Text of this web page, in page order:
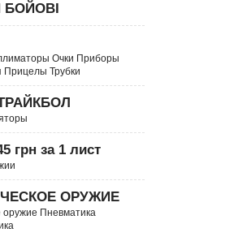
Очки Приборы
Прицелы Трубки
грн за 1 лист
ОРУЖИЕ
оружие Пневматика